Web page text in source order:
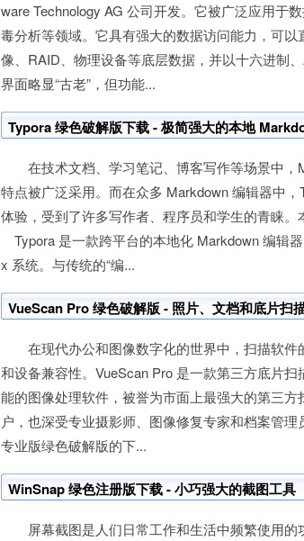
ware Technology AG 公司开发。它被广泛应用于
毒分析等领域。它具有强大的数据访问能力，可
像、RAID、物理设备等底层数据，并以十六进制
界面略显“古老”，但功能...
Typora 绿色破解版下载 - 极简强大的本地
在技术文档、学习笔记、博客写作等场景中，
特点被广泛采用。而在众多 Markdown 编辑器中
体验，受到了许多写作者、程序员和学生的青睐
Typora 是一款跨平台的本地化 Markdown 编辑
x 系统。与传统的“编...
VueScan Pro 绿色破解版 - 照片、文档和底片扫
在现代办公和图像数字化的世界中，扫描软件
和设备兼容性。VueScan Pro 是一款第三方底片
能的图像处理软件，被誉为市面上最强大的第三
户，也深受专业摄影师、图像修复专家和档案管
专业版绿色破解版的下...
WinSnap 绿色注册版下载 - 小巧强大的截图工具
屏幕截图是人们日常工作和生活中频繁使用的